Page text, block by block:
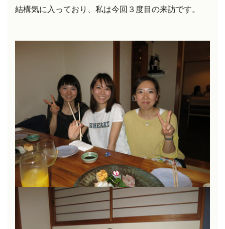
結構気に入っており、私は今回３度目の来訪です。